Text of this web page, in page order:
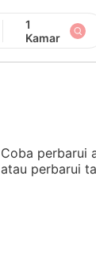
1
Kamar
Coba perbarui
atau perbarui